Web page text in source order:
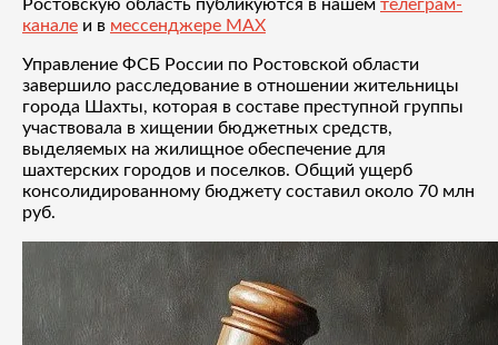
Ростовскую область публикуются в нашем телеграм-
канале и в мессенджере MAX
Управление ФСБ России по Ростовской области
завершило расследование в отношении жительницы
города Шахты, которая в составе преступной группы
участвовала в хищении бюджетных средств,
выделяемых на жилищное обеспечение для
шахтерских городов и поселков. Общий ущерб
консолидированному бюджету составил около 70 млн
руб.